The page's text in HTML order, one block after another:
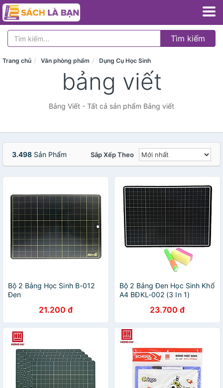
Tìm kiếm
Trang chủ Văn phòng phẩm Dụng Cụ Học Sinh
bảng viết
Bảng Viết - Tất cả sản phẩm Bảng viết
3.498 Sản Phẩm Sắp Xếp Theo
Bộ 2 Bảng Học Sinh B-012
Đen
21.200 đ
Bộ 2 Bảng Đen Học Sinh Khổ
A4 BĐKL-002 (3 In 1)
23.700 đ